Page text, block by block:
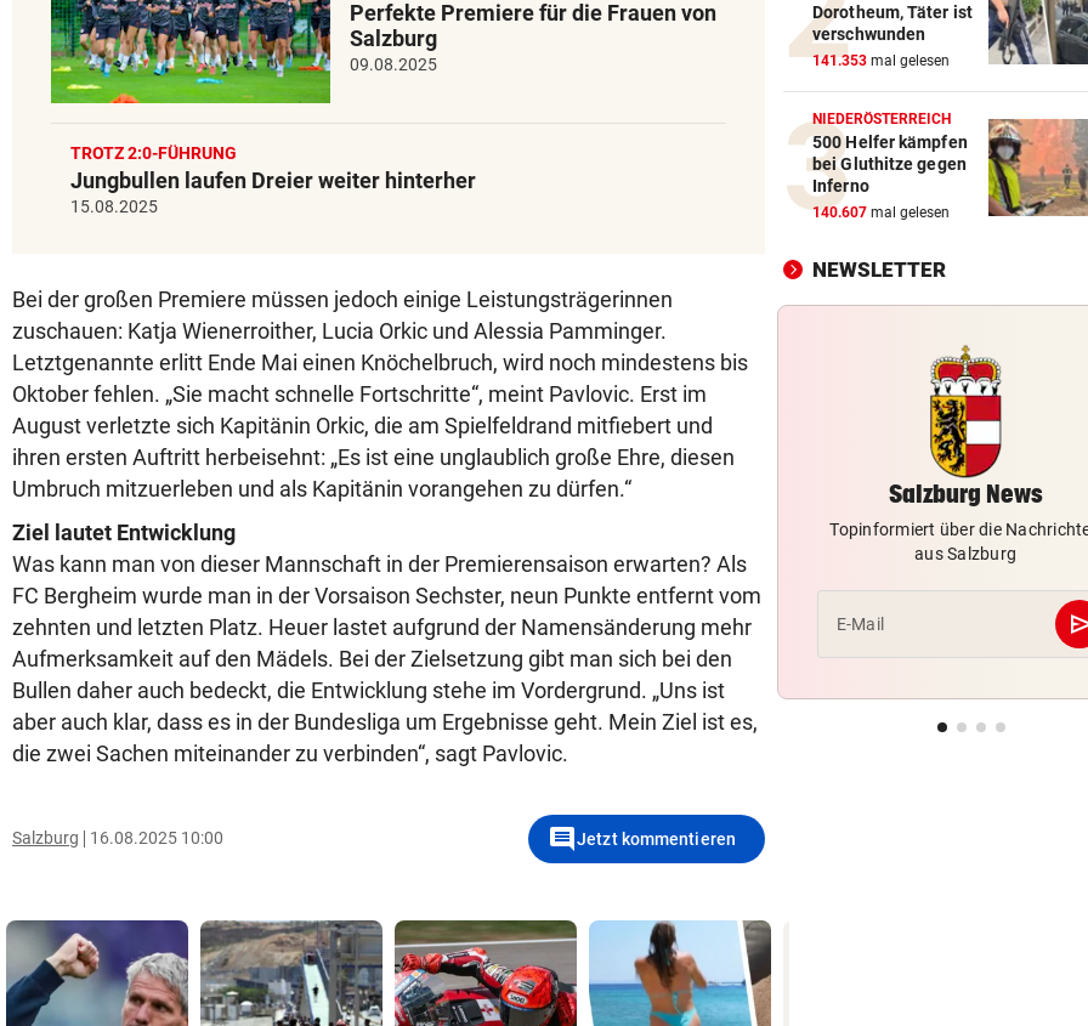
Perfekte Premiere für die Frauen von
Salzburg
09.08.2025
TROTZ 2:0-FÜHRUNG
Jungbullen laufen Dreier weiter hinterher
15.08.2025
Bei der großen Premiere müssen jedoch einige Leistungsträgerinnen
zuschauen: Katja Wienerroither, Lucia Orkic und Alessia Pamminger.
Letztgenannte erlitt Ende Mai einen Knöchelbruch, wird noch mindestens bis
Oktober fehlen. „Sie macht schnelle Fortschritte“, meint Pavlovic. Erst im
August verletzte sich Kapitänin Orkic, die am Spielfeldrand mitfiebert und
ihren ersten Auftritt herbeisehnt: „Es ist eine unglaublich große Ehre, diesen
Umbruch mitzuerleben und als Kapitänin vorangehen zu dürfen.“
Ziel lautet Entwicklung
Was kann man von dieser Mannschaft in der Premierensaison erwarten? Als
FC Bergheim wurde man in der Vorsaison Sechster, neun Punkte entfernt vom
zehnten und letzten Platz. Heuer lastet aufgrund der Namensänderung mehr
Aufmerksamkeit auf den Mädels. Bei der Zielsetzung gibt man sich bei den
Bullen daher auch bedeckt, die Entwicklung stehe im Vordergrund. „Uns ist
aber auch klar, dass es in der Bundesliga um Ergebnisse geht. Mein Ziel ist es,
die zwei Sachen miteinander zu verbinden“, sagt Pavlovic.
Salzburg 16.08.2025 10:00 commentJetzt kommentieren
K.o.-Sprintbewerb
BEI „COSÌ FAN TUTTE“ vor
Premieren-Regen statt
den Festspielen
350 QUADRATMETER FEUER vor
Waldbrand in Göriach
WIRBEL UM ARBEIT-SAGER
Kanzler entschuldigt sich:
SALZBURGER LIGA
Prognose: Ein Titelfavorit und
viele Unbekannte
Dorotheum, Täter ist
verschwunden
141.353 mal gelesen
NIEDERÖSTERREICH
500 Helfer kämpfen
bei Gluthitze gegen
Inferno
140.607 mal gelesen
NEWSLETTER
Salzburg News
Topinformiert über die
aus Salzburg
E-Mail